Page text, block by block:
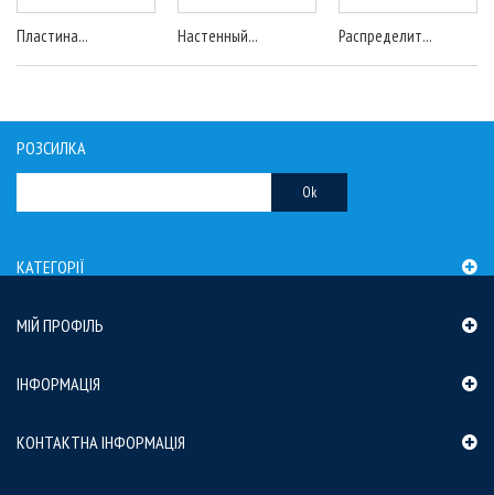
Пластина... Настенный... Распределит...
РОЗСИЛКА
Ok
КАТЕГОРІЇ
МІЙ ПРОФІЛЬ
ІНФОРМАЦІЯ
КОНТАКТНА ІНФОРМАЦІЯ